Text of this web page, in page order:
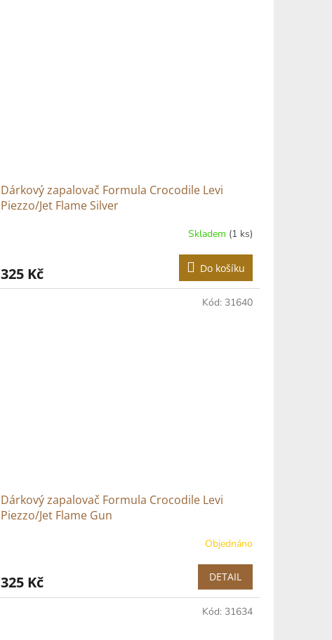
Dárkový zapalovač Formula Crocodile Levi
Piezzo/Jet Flame Silver
Skladem (1 ks)
325 Kč Do košíku
Dárkový zapalovač Formula Crocodile Levi
Piezzo/Jet Flame Gun
Objednáno
325 Kč DETAIL
Kód: 31640
Kód: 31634